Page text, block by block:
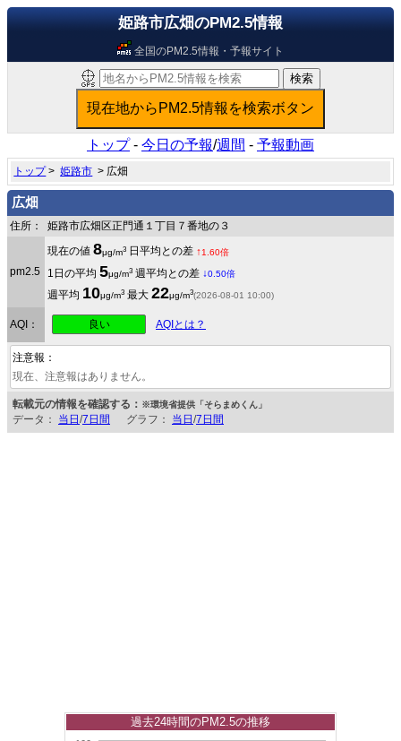
姫路市広畑のPM2.5情報
全国のPM2.5情報・予報サイト
トップ- 今日の予報/週間 - 予報動画
トップ>姫路市 > 広畑
広畑
住所： 姫路市広畑区正門通１丁目７番地の３
pm2.5
現在の値 8μg/m3 日平均との差 ↑1.60倍
1日の平均 5μg/m3 週平均との差 ↓0.50倍
週平均 10μg/m3 最大 22μg/m3(2026-08-01 10:00)
AQI： 良い AQIとは？
注意報：
現在、注意報はありません。
転載元の情報を確認する： ※環境省提供「そらまめくん」
データ： 当日 /7日間 グラフ： 当日 /7日間
過去24時間のPM2.5の推移